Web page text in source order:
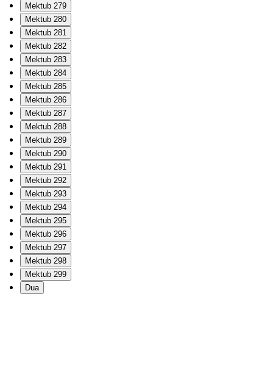
Mektub 279
Mektub 280
Mektub 281
Mektub 282
Mektub 283
Mektub 284
Mektub 285
Mektub 286
Mektub 287
Mektub 288
Mektub 289
Mektub 290
Mektub 291
Mektub 292
Mektub 293
Mektub 294
Mektub 295
Mektub 296
Mektub 297
Mektub 298
Mektub 299
Dua